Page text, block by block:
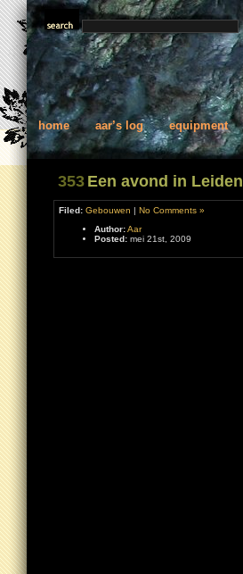
home aar’s log equipment
353 Een avond in Leiden
Filed: Gebouwen | No Comments »
Author:Aar
Posted: mei 21st, 2009